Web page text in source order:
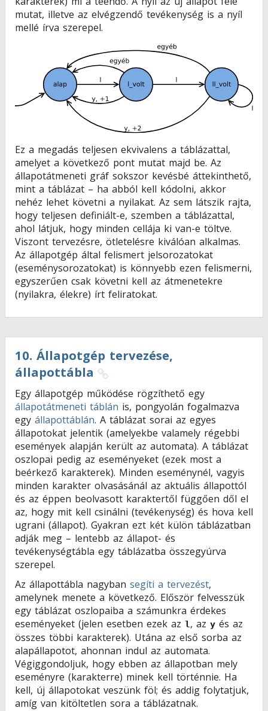
mutat, illetve az elvégzendő tevékenység is a nyíl
mellé írva szerepel.
Ez a megadás teljesen ekvivalens a táblázattal,
amelyet a következő pont mutat majd be. Az
állapotátmeneti gráf sokszor kevésbé áttekinthető,
mint a táblázat – ha abból kell kódolni, akkor
nehéz lehet követni a nyilakat. Az sem látszik rajta,
hogy teljesen definiált-e, szemben a táblázattal,
ahol látjuk, hogy minden cellája ki van-e töltve.
Viszont tervezésre, ötletelésre kiválóan alkalmas.
Az állapotgép által felismert jelsorozatokat
(eseménysorozatokat) is könnyebb ezen felismerni,
egyszerűen csak követni kell az átmenetekre
(nyilakra, élekre) írt feliratokat.
10. Állapotgép tervezése,
állapottábla
Egy állapotgép működése rögzíthető egy
állapotátmeneti táblán is, pongyolán fogalmazva
egy állapottáblán. A táblázat sorai az egyes
állapotokat jelentik (amelyekbe valamely régebbi
események alapján került az automata). A táblázat
oszlopai pedig az eseményeket (ezek most a
beérkező karakterek). Minden eseménynél, vagyis
minden karakter olvasásánál az aktuális állapottól
és az éppen beolvasott karaktertől függően dől el
az, hogy mit kell csinálni (tevékenység) és hova kell
ugrani (állapot). Gyakran ezt két külön táblázatban
adják meg – lentebb az állapot- és
tevékenységtábla egy táblázatba összegyúrva
szerepel.
Az állapottábla nagyban segíti a tervezést,
amelynek menete a következő. Először felvesszük
egy táblázat oszlopaiba a számunkra érdekes
eseményeket (jelen esetben ezek az l, az y és az
összes többi karakterek). Utána az első sorba az
alapállapotot, ahonnan indul az automata.
Végiggondoljuk, hogy ebben az állapotban mely
eseményre (karakterre) minek kell történnie. Ha
kell, új állapotokat veszünk föl; és addig folytatjuk,
amíg van kitöltetlen sora a táblázatnak.